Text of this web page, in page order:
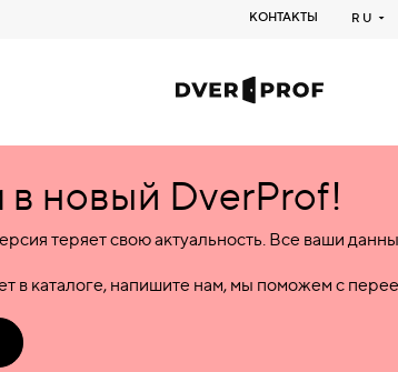
КОНТАКТЫ RU
новый DverProf!
теряет свою актуальность. Все ваши
в каталоге, напишите нам, мы поможем с